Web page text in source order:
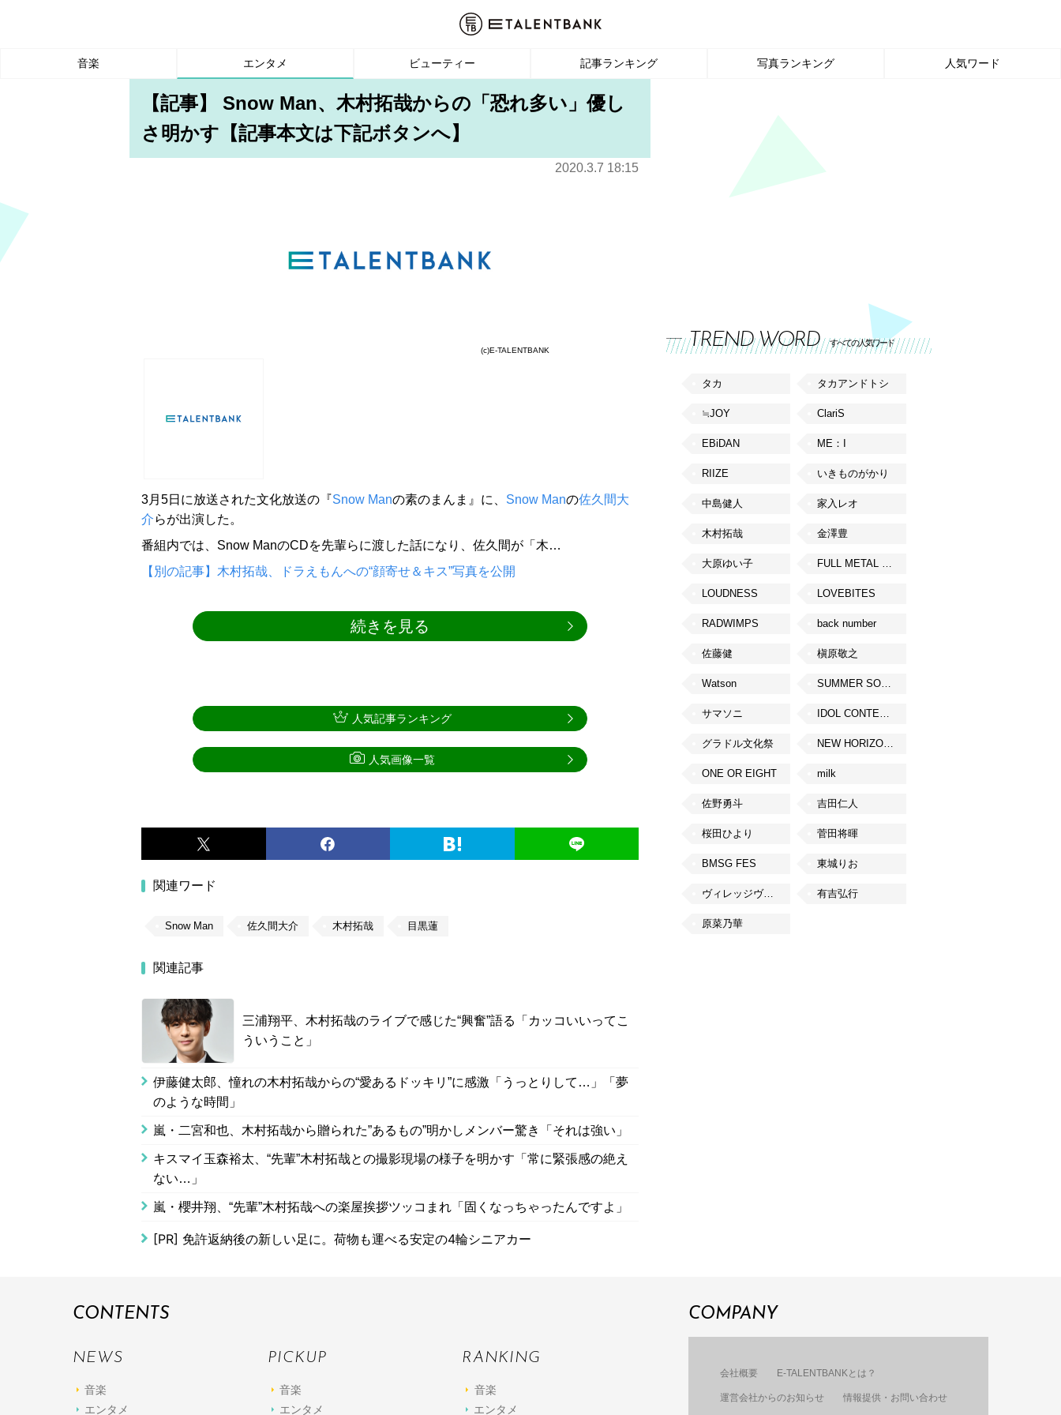
音楽 エンタメ ビューティー 記事ランキング 写真ランキング 人気ワード
【記事】 Snow Man、木村拓哉からの「恐れ多い」優し
さ明かす【記事本文は下記ボタンへ】
2020.3.7 18:15
(c)E-TALENTBANK
3月5日に放送された文化放送の『Snow Manの素のまんま』に、 Snow Manの佐久間大
介らが出演した。
番組内では、Snow ManのCDを先輩らに渡した話になり、佐久間が「木…
【別の記事】木村拓哉、ドラえもんへの“顔寄せ＆キス”写真を公開
続きを見る
関連ワード
Snow Man 佐久間大介 木村拓哉 目黒蓮
関連記事
三浦翔平、木村拓哉のライブで感じた“興奮”語る「カッコいいってこ
ういうこと」
伊藤健太郎、憧れの木村拓哉からの“愛あるドッキリ”に感激「うっとりして…」「夢
のような時間」
嵐・二宮和也、木村拓哉から贈られた”あるもの”明かしメンバー驚き「それは強い」
キスマイ玉森裕太、“先輩”木村拓哉との撮影現場の様子を明かす「常に緊張感の絶え
ない…」
嵐・櫻井翔、“先輩”木村拓哉への楽屋挨拶ツッコまれ「固くなっちゃったんですよ」
[PR] 免許返納後の新しい足に。荷物も運べる安定の4輪シニアカー
人気記事ランキング
人気画像一覧
TREND WORD すべての人気ワード
タカ タカアンドトシ
≒JOY ClariS
EBiDAN ME：I
RIIZE いきものがかり
中島健人 家入レオ
木村拓哉 金澤豊
大原ゆい子 FULL METAL JAPAN 2026
LOUDNESS LOVEBITES
RADWIMPS back number
佐藤健 槇原敬之
Watson SUMMER SONIC
サマソニ IDOL CONTENT EXPO
グラドル文化祭 NEW HORIZON FEST
ONE OR EIGHT milk
佐野勇斗 吉田仁人
桜田ひより 菅田将暉
BMSG FES 東城りお
ヴィレッジヴァンガード 有吉弘行
原菜乃華
CONTENTS
NEWS
音楽
エンタメ
PICKUP
音楽
エンタメ
RANKING
音楽
エンタメ
COMPANY
会社概要 E-TALENTBANKとは？
運営会社からのお知らせ 情報提供・お問い合わせ